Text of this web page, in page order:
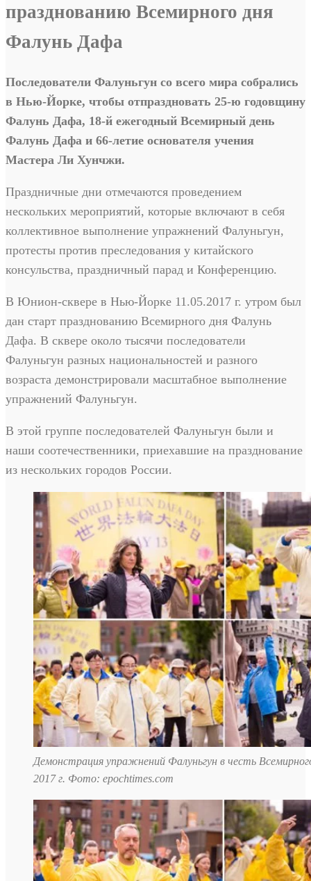
празднованию Всемирного дня
Фалунь Дафа
Последователи Фалуньгун со всего мира собрались
в Нью-Йорке, чтобы отпраздновать 25-ю годовщину
Фалунь Дафа, 18-й ежегодный Всемирный день
Фалунь Дафа и 66-летие основателя учения
Мастера Ли Хунчжи.
Праздничные дни отмечаются проведением
нескольких мероприятий, которые включают в себя
коллективное выполнение упражнений Фалуньгун,
протесты против преследования у китайского
консульства, праздничный парад и Конференцию.
В Юнион-сквере в Нью-Йорке 11.05.2017 г. утром был
дан старт празднованию Всемирного дня Фалунь
Дафа. В сквере около тысячи последователи
Фалуньгун разных национальностей и разного
возраста демонстрировали масштабное выполнение
упражнений Фалуньгун.
В этой группе последователей Фалуньгун были и
наши соотечественники, приехавшие на празднование
из нескольких городов России.
Демонстрация упражнений Фалуньгун в честь
2017 г. Фото: epochtimes.com